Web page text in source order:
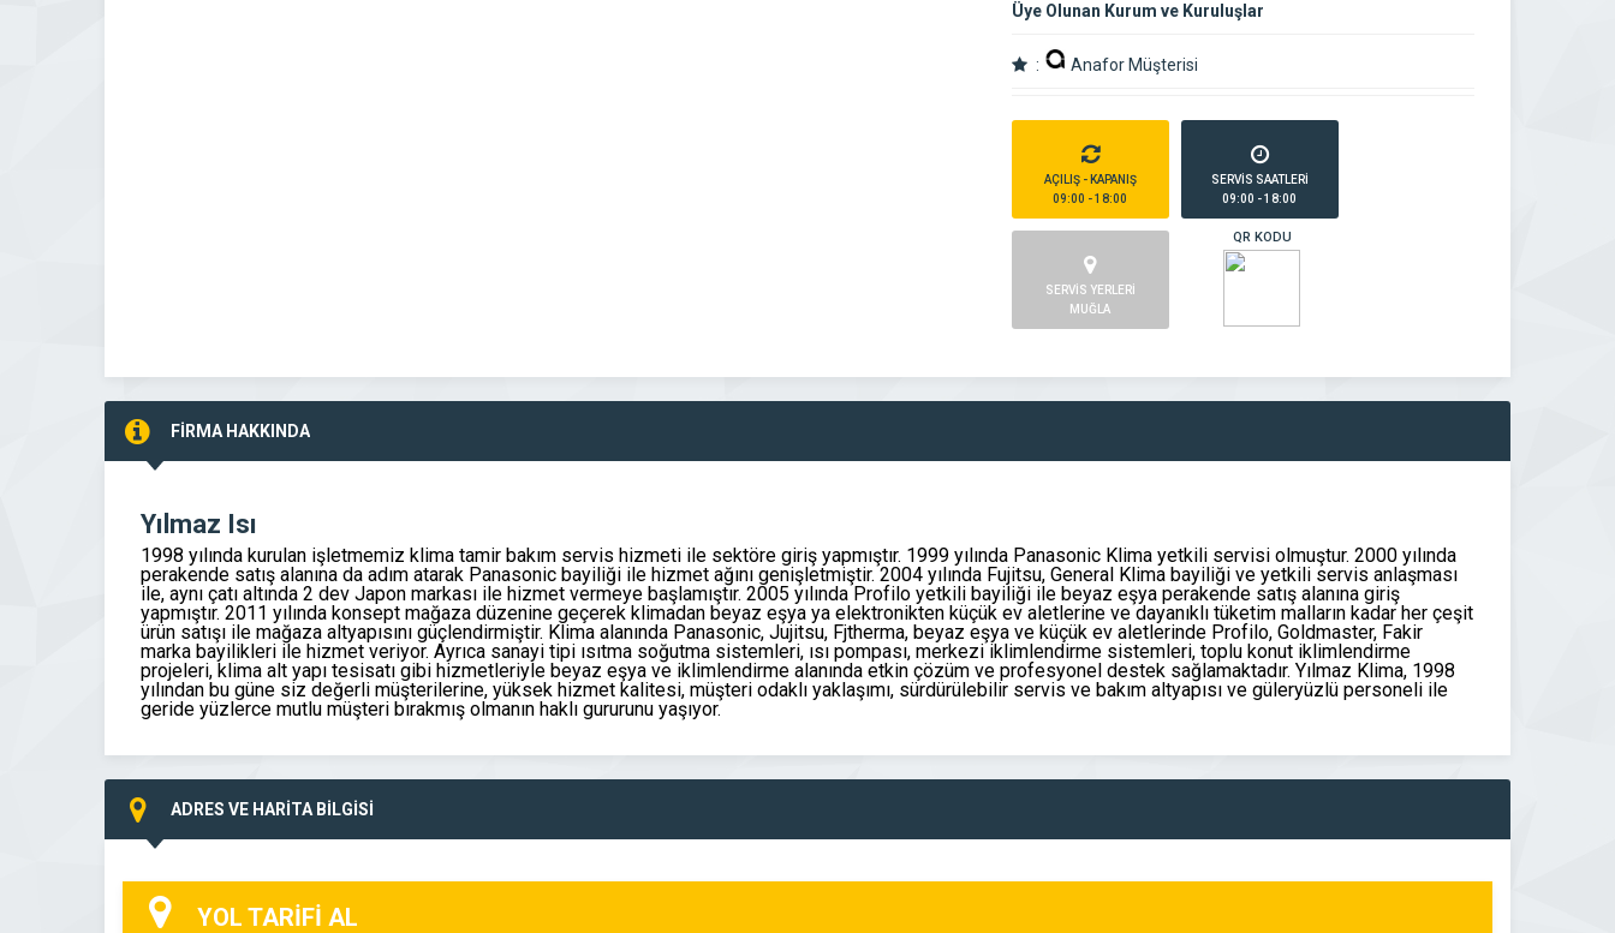
Üye Olunan Kurum ve Kuruluşlar
: Anafor Müşterisi
AÇILIŞ - KAPANIŞ
09:00 - 18:00
SERVİS SAATLERİ
09:00 - 18:00
SERVİS YERLERİ
MUĞLA
QR KODU
FİRMA HAKKINDA
Yılmaz Isı
1998 yılında kurulan işletmemiz klima tamir bakım servis hizmeti ile sektöre giriş yapmıştır. 1999 yılında Panasonic Klima yetkili servisi olmuştur. 2000 yılında
perakende satış alanına da adım atarak Panasonic bayiliği ile hizmet ağını genişletmiştir. 2004 yılında Fujitsu, General Klima bayiliği ve yetkili servis anlaşması
ile, aynı çatı altında 2 dev Japon markası ile hizmet vermeye başlamıştır. 2005 yılında Profilo yetkili bayiliği ile beyaz eşya perakende satış alanına giriş
yapmıştır. 2011 yılında konsept mağaza düzenine geçerek klimadan beyaz eşya ya elektronikten küçük ev aletlerine ve dayanıklı tüketim malların kadar her çeşit
ürün satışı ile mağaza altyapısını güçlendirmiştir. Klima alanında Panasonic, Jujitsu, Fjtherma, beyaz eşya ve küçük ev aletlerinde Profilo, Goldmaster, Fakir
marka bayilikleri ile hizmet veriyor. Ayrıca sanayi tipi ısıtma soğutma sistemleri, ısı pompası, merkezi iklimlendirme sistemleri, toplu konut iklimlendirme
projeleri, klima alt yapı tesisatı gibi hizmetleriyle beyaz eşya ve iklimlendirme alanında etkin çözüm ve profesyonel destek sağlamaktadır. Yılmaz Klima, 1998
yılından bu güne siz değerli müşterilerine, yüksek hizmet kalitesi, müşteri odaklı yaklaşımı, sürdürülebilir servis ve bakım altyapısı ve güleryüzlü personeli ile
geride yüzlerce mutlu müşteri bırakmış olmanın haklı gururunu yaşıyor.
ADRES VE HARİTA BİLGİSİ
YOL TARİFİ AL